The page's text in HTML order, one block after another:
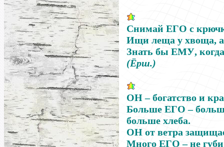
Снимай ЕГО с
Ищи леща у хвоща,
Знать бы ЕМУ,
(Ёрш.)
ОН –богатство и
Больше ЕГО –
больше хлеба.
ОН от ветра
Много ЕГО –не